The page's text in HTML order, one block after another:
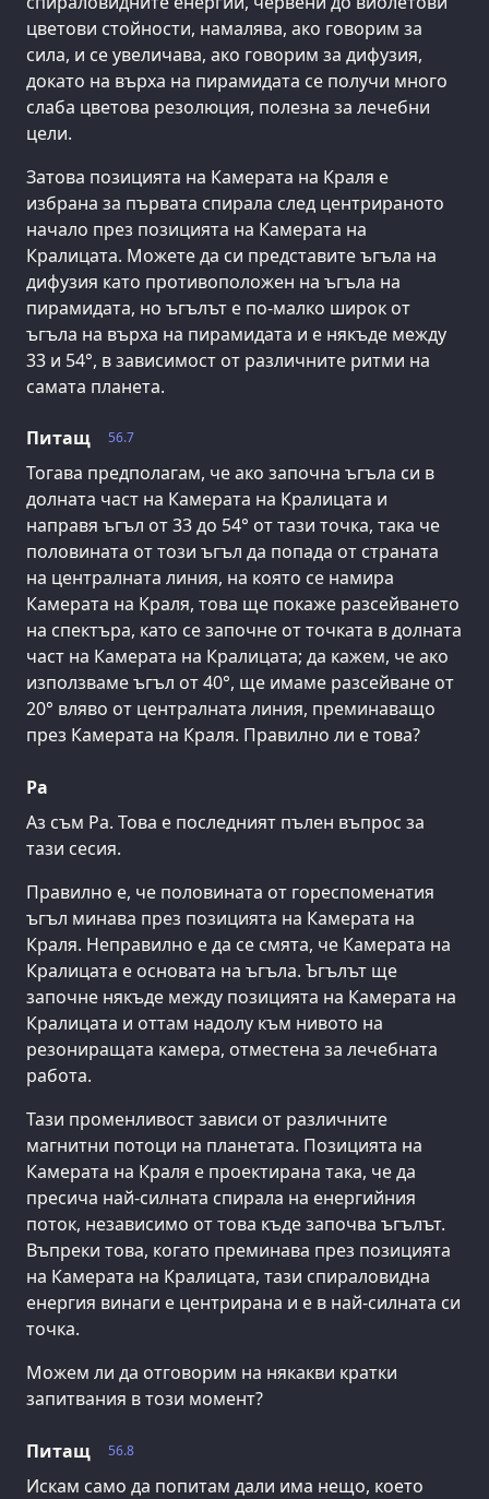
цветови стойности, намалява, ако говорим за
сила, и се увеличава, ако говорим за дифузия,
докато на върха на пирамидата се получи много
слаба цветова резолюция, полезна за лечебни
цели.
Затова позицията на Камерата на Краля е
избрана за първата спирала след центрираното
начало през позицията на Камерата на
Кралицата. Можете да си представите ъгъла на
дифузия като противоположен на ъгъла на
пирамидата, но ъгълът е по-малко широк от
ъгъла на върха на пирамидата и е някъде между
33 и 54°, в зависимост от различните ритми на
самата планета.
56.7
Питащ
Тогава предполагам, че ако започна ъгъла си в
долната част на Камерата на Кралицата и
направя ъгъл от 33 до 54° от тази точка, така че
половината от този ъгъл да попада от страната
на централната линия, на която се намира
Камерата на Краля, това ще покаже разсейването
на спектъра, като се започне от точката в долната
част на Камерата на Кралицата; да кажем, че ако
използваме ъгъл от 40°, ще имаме разсейване от
20° вляво от централната линия, преминаващо
през Камерата на Краля. Правилно ли е това?
Ра
Аз съм Ра. Това е последният пълен въпрос за
тази сесия.
Правилно е, че половината от гореспоменатия
ъгъл минава през позицията на Камерата на
Краля. Неправилно е да се смята, че Камерата на
Кралицата е основата на ъгъла. Ъгълът ще
започне някъде между позицията на Камерата на
Кралицата и оттам надолу към нивото на
резониращата камера, отместена за лечебната
работа.
Тази променливост зависи от различните
магнитни потоци на планетата. Позицията на
Камерата на Краля е проектирана така, че да
пресича най-силната спирала на енергийния
поток, независимо от това къде започва ъгълът.
Въпреки това, когато преминава през позицията
на Камерата на Кралицата, тази спираловидна
енергия винаги е центрирана и е в най-силната си
точка.
Можем ли да отговорим на някакви кратки
запитвания в този момент?
56.8
Питащ
Искам само да попитам дали има нещо, което